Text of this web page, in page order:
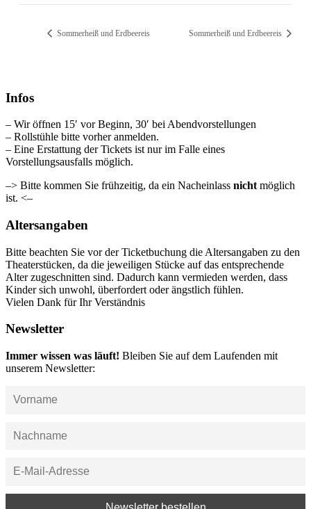
Sommerheiß und Erdbeereis Sommerheiß und Erdbeereis
Infos
– Wir öffnen 15′ vor Beginn, 30′ bei Abendvorstellungen
– Rollstühle bitte vorher anmelden.
– Eine Erstattung der Tickets ist nur im Falle eines
Vorstellungsausfalls möglich.
–> Bitte kommen Sie frühzeitig, da ein Nacheinlass nicht möglich
ist. <–
Altersangaben
Bitte beachten Sie vor der Ticketbuchung die Altersangaben zu den
Theaterstücken, da die jeweiligen Stücke auf das entsprechende
Alter zugeschnitten sind. Dadurch kann vermieden werden, dass
Kinder sich unwohl, überfordert oder ängstlich fühlen.
Vielen Dank für Ihr Verständnis
Newsletter
Immer wissen was läuft! Bleiben Sie auf dem Laufenden mit
unserem Newsletter: